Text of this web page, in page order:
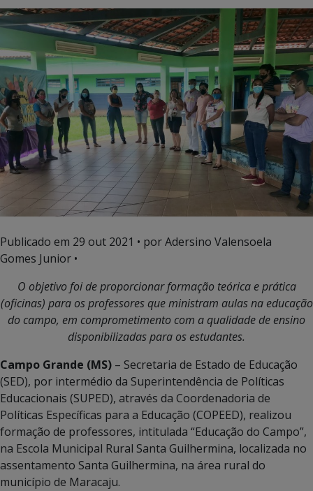
Publicado em 29 out 2021 • por Adersino Valensoela
Gomes Junior •
O objetivo foi de proporcionar formação teórica e prática
(oficinas) para os professores que ministram aulas na educação
do campo, em comprometimento com a qualidade de ensino
disponibilizadas para os estudantes.
Campo Grande (MS) – Secretaria de Estado de Educação
(SED), por intermédio da Superintendência de Políticas
Educacionais (SUPED), através da Coordenadoria de
Políticas Específicas para a Educação (COPEED), realizou
formação de professores, intitulada “Educação do Campo”,
na Escola Municipal Rural Santa Guilhermina, localizada no
assentamento Santa Guilhermina, na área rural do
município de Maracaju.